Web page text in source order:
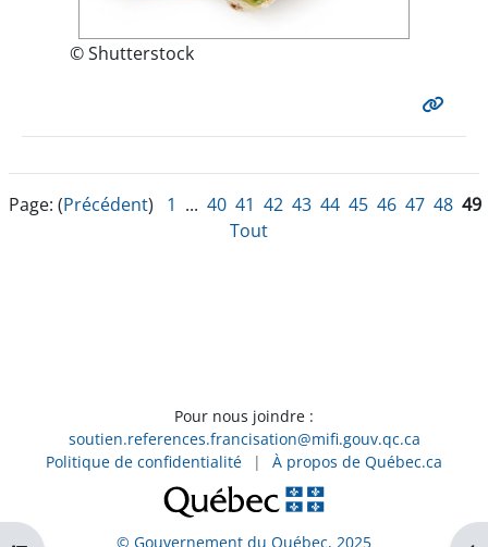
© Shutterstock
Page: (Précédent) 1 ... 40 41 42 43 44 45 46 47 48 49
Tout
Pour nous joindre :
soutien.references.francisation@mifi.gouv.qc.ca
Politique de confidentialité
| À propos de Québec.ca
© Gouvernement du Québec, 2025